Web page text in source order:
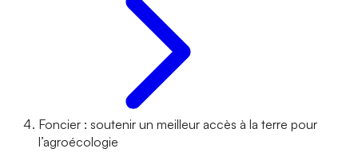
Foncier : soutenir un meilleur accès à la terre pour
l’agroécologie